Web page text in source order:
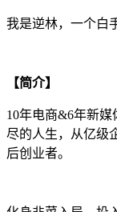
我是逆林，一个白
【简介】
10年电商&6年新
尽的人生，从亿级
后创业者。